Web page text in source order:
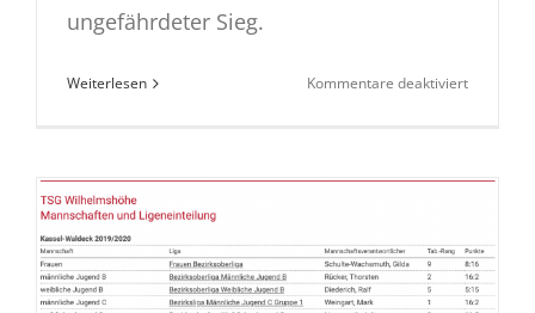
ungefährdeter Sieg.
Weiterlesen Kommentare deaktiviertfür
den
33:14